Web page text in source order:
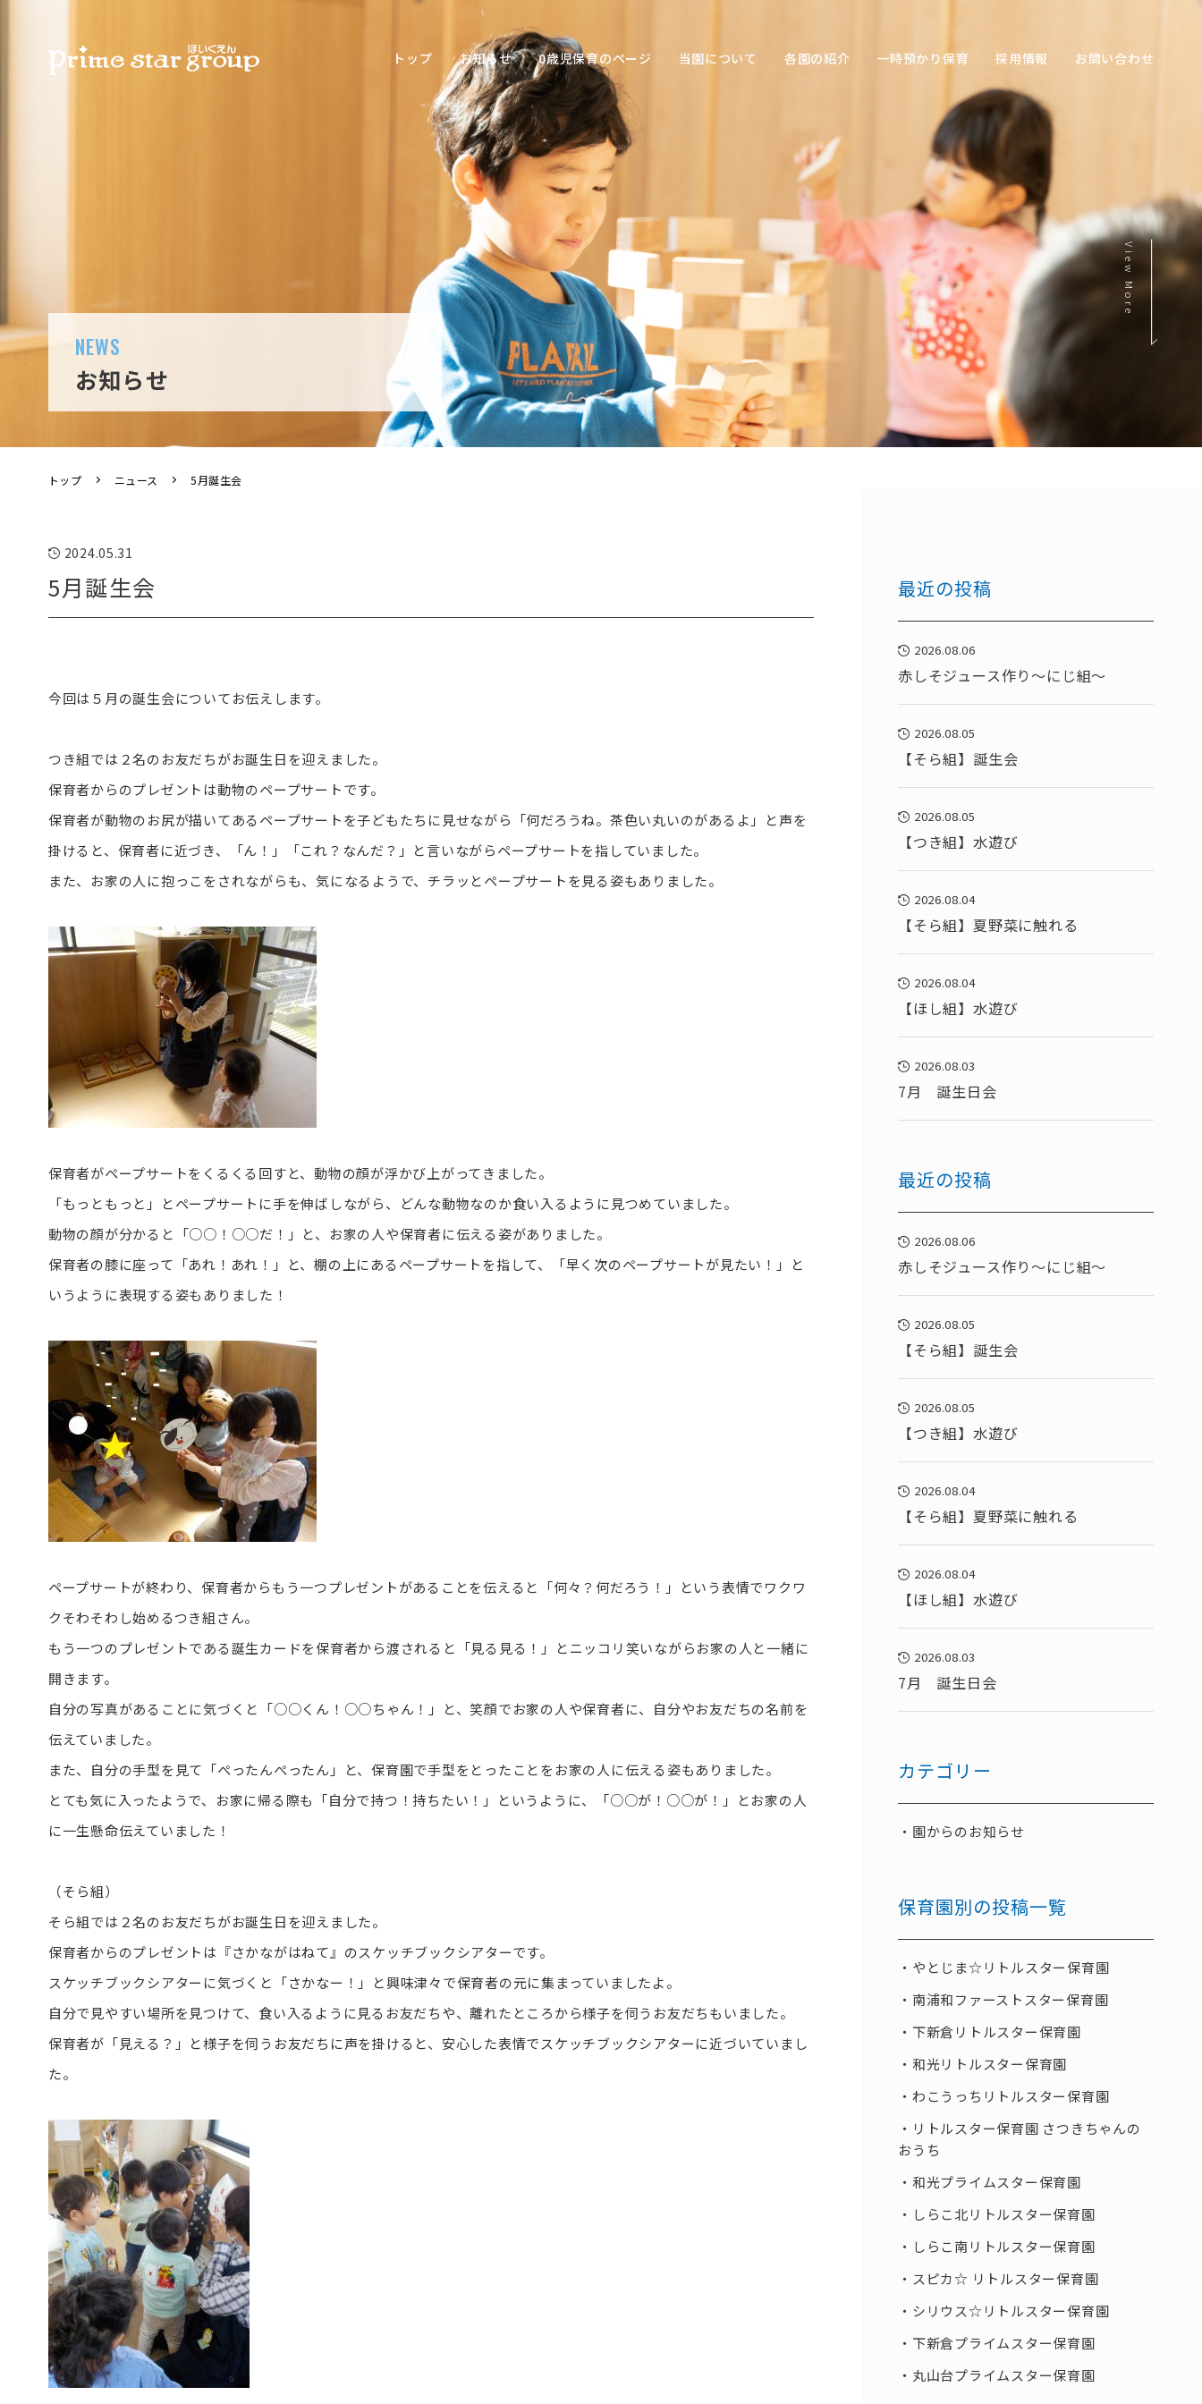
トップ お知らせ 0歳児保育のページ 当園について
環境
色
各園の紹介 一時預かり保育 採用情報 お問い合わせ
NEWS
お知らせ
View More
トップ ニュース 5月誕生会
2024.05.31
5月誕生会
今回は５月の誕生会についてお伝えします。
つき組では２名のお友だちがお誕生日を迎えました。
保育者からのプレゼントは動物のペープサートです。
保育者が動物のお尻が描いてあるペープサートを子どもたちに見せながら「何だろうね。茶色い丸いのがあるよ」と声を
掛けると、保育者に近づき、「ん！」「これ？なんだ？」と言いながらペープサートを指していました。
また、お家の人に抱っこをされながらも、気になるようで、チラッとペープサートを見る姿もありました。
保育者がペープサートをくるくる回すと、動物の顔が浮かび上がってきました。
「もっともっと」とペープサートに手を伸ばしながら、どんな動物なのか食い入るように見つめていました。
動物の顔が分かると「○○！○○だ！」と、お家の人や保育者に伝える姿がありました。
保育者の膝に座って「あれ！あれ！」と、棚の上にあるペープサートを指して、「早く次のペープサートが見たい！」と
いうように表現する姿もありました！
ペープサートが終わり、保育者からもう一つプレゼントがあることを伝えると「何々？何だろう！」という表情でワクワ
クそわそわし始めるつき組さん。
もう一つのプレゼントである誕生カードを保育者から渡されると「見る見る！」とニッコリ笑いながらお家の人と一緒に
開きます。
自分の写真があることに気づくと「○○くん！○○ちゃん！」と、笑顔でお家の人や保育者に、自分やお友だちの名前を
伝えていました。
また、自分の手型を見て「ぺったんぺったん」と、保育園で手型をとったことをお家の人に伝える姿もありました。
とても気に入ったようで、お家に帰る際も「自分で持つ！持ちたい！」というように、「○○が！○○が！」とお家の人
に一生懸命伝えていました！
（そら組）
そら組では２名のお友だちがお誕生日を迎えました。
保育者からのプレゼントは『さかながはねて』のスケッチブックシアターです。
スケッチブックシアターに気づくと「さかなー！」と興味津々で保育者の元に集まっていましたよ。
自分で見やすい場所を見つけて、食い入るように見るお友だちや、離れたところから様子を伺うお友だちもいました。
保育者が「見える？」と様子を伺うお友だちに声を掛けると、安心した表情でスケッチブックシアターに近づいていまし
た。
最近の投稿
2026.08.06
赤しそジュース作り～にじ組～
2026.08.05
【そら組】誕生会
2026.08.05
【つき組】水遊び
2026.08.04
【そら組】夏野菜に触れる
2026.08.04
【ほし組】水遊び
2026.08.03
7月 誕生日会
最近の投稿
2026.08.06
赤しそジュース作り～にじ組～
2026.08.05
【そら組】誕生会
2026.08.05
【つき組】水遊び
2026.08.04
【そら組】夏野菜に触れる
2026.08.04
【ほし組】水遊び
2026.08.03
7月 誕生日会
カテゴリー
園からのお知らせ
保育園別の投稿一覧
やとじま☆リトルスター保育園
南浦和ファーストスター保育園
下新倉リトルスター保育園
和光リトルスター保育園
わこうっちリトルスター保育園
リトルスター保育園 さつきちゃんの
おうち
和光プライムスター保育園
しらこ北リトルスター保育園
しらこ南リトルスター保育園
スピカ☆ リトルスター保育園
シリウス☆リトルスター保育園
下新倉プライムスター保育園
丸山台プライムスター保育園